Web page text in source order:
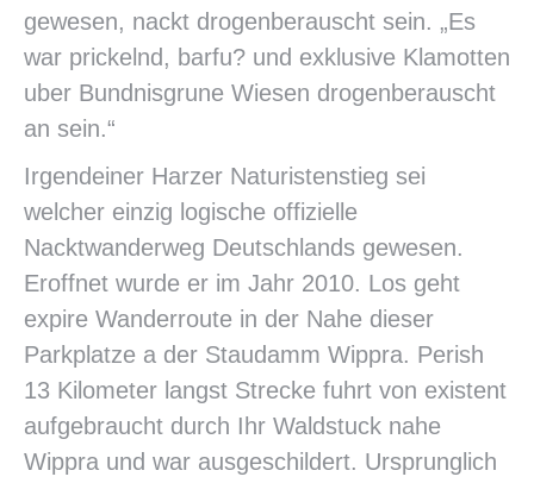
gewesen, nackt drogenberauscht sein. „Es
war prickelnd, barfu? und exklusive Klamotten
uber Bundnisgrune Wiesen drogenberauscht
an sein.“
Irgendeiner Harzer Naturistenstieg sei
welcher einzig logische offizielle
Nacktwanderweg Deutschlands gewesen.
Eroffnet wurde er im Jahr 2010. Los geht
expire Wanderroute in der Nahe dieser
Parkplatze a der Staudamm Wippra. Perish
13 Kilometer langst Strecke fuhrt von existent
aufgebraucht durch Ihr Waldstuck nahe
Wippra und war ausgeschildert. Ursprunglich